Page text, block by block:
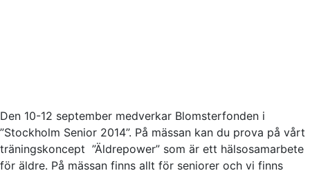
Den 10-12 september medverkar Blomsterfonden i
”Stockholm Senior 2014”. På mässan kan du prova på vårt
träningskoncept ”Äldrepower” som är ett hälsosamarbete
för äldre. På mässan finns allt för seniorer och vi finns